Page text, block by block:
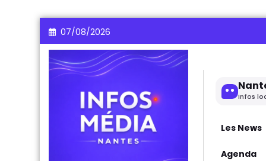
Aller
au
contenu
07/08/2026
Infos
Les News
Agenda